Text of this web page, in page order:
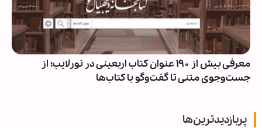
معرفی بیش از ۱۹۰ عنوان کتاب اربعینی در نورلایب؛ از
جست‌وجوی متنی تا گفت‌وگو با کتاب‌ها
پربازدیدترین‌ها